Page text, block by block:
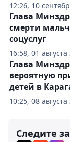
12:26, 10
16:58, 01
Глава
смерти
соцуслуг
10:25, 08
Глава
вероятную
детей в
Следите